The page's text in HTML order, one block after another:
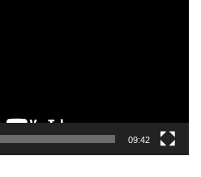
09:42